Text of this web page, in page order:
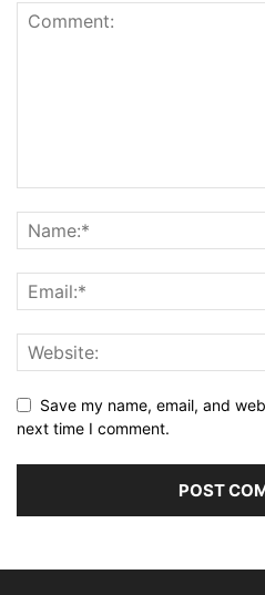
Save my name, email, and
next time I comment.